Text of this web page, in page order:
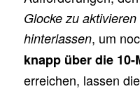
Glocke zu aktivieren
hinterlassen, um
knapp über die
erreichen, lassen